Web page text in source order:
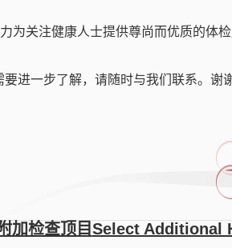
(FC + FIT + Ova/Parasites + CD-
）
+ FIT + GI panel + Ova/Parasites )
infection
加检查顶目Select Additional
为关注健康人士提供尊尚而优质的体
进一步了解，请随时与我们联系。谢